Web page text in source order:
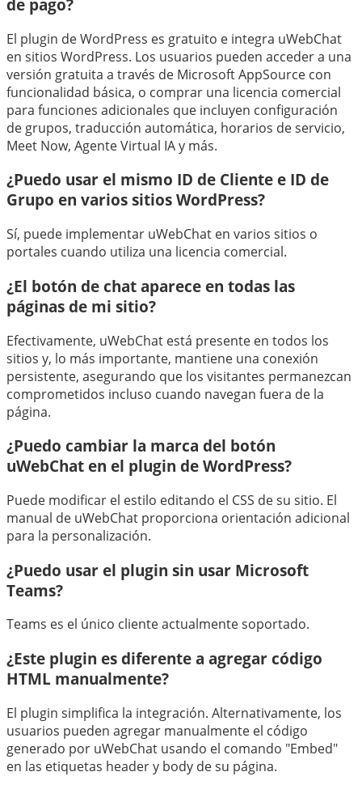
de pago?
El plugin de WordPress es gratuito e integra uWebChat
en sitios WordPress. Los usuarios pueden acceder a una
versión gratuita a través de Microsoft AppSource con
funcionalidad básica, o comprar una licencia comercial
para funciones adicionales que incluyen configuración
de grupos, traducción automática, horarios de servicio,
Meet Now, Agente Virtual IA y más.
¿Puedo usar el mismo ID de Cliente e ID de
Grupo en varios sitios WordPress?
Sí, puede implementar uWebChat en varios sitios o
portales cuando utiliza una licencia comercial.
¿El botón de chat aparece en todas las
páginas de mi sitio?
Efectivamente, uWebChat está presente en todos los
sitios y, lo más importante, mantiene una conexión
persistente, asegurando que los visitantes permanezcan
comprometidos incluso cuando navegan fuera de la
página.
¿Puedo cambiar la marca del botón
uWebChat en el plugin de WordPress?
Puede modificar el estilo editando el CSS de su sitio. El
manual de uWebChat proporciona orientación adicional
para la personalización.
¿Puedo usar el plugin sin usar Microsoft
Teams?
Teams es el único cliente actualmente soportado.
¿Este plugin es diferente a agregar código
HTML manualmente?
El plugin simplifica la integración. Alternativamente, los
usuarios pueden agregar manualmente el código
generado por uWebChat usando el comando "Embed"
en las etiquetas header y body de su página.